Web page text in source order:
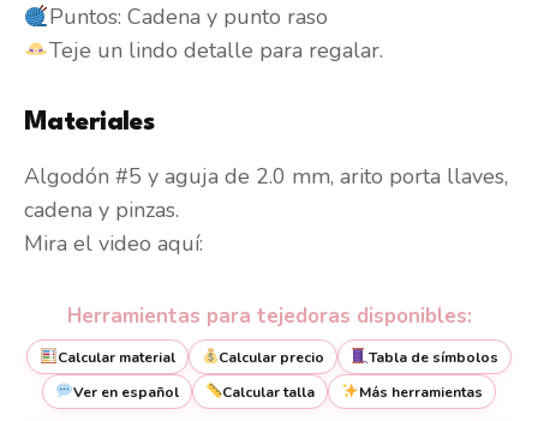
Puntos: Cadena y punto raso
Teje un lindo detalle para regalar.
Materiales
Algodón #5 y aguja de 2.0 mm, arito porta llaves,
cadena y pinzas.
Mira el video aquí:
Herramientas para tejedoras disponibles:
Calcular material Calcular precio
Tabla de símbolos
Ver en español
Calcular talla Más herramientas